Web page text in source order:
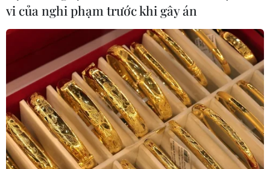
Theo Bộ Tài chính, trong quý 1, khối lượng trái phiếu
doanh nghiệp đã phát hành được 24.708 tỷ đồng; trong
số đó khối lượng phát hành từ 6/3 khi Nghị định
08/2023/NĐ-CP có hiệu lực là 23.825 tỷ đồng.
vi của nghi phạm trước khi gây án